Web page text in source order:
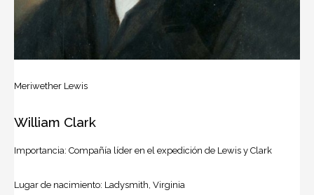
Meriwether Lewis
William Clark
Importancia: Compañía líder en el expedición de Lewis y Clark
Lugar de nacimiento: Ladysmith, Virginia